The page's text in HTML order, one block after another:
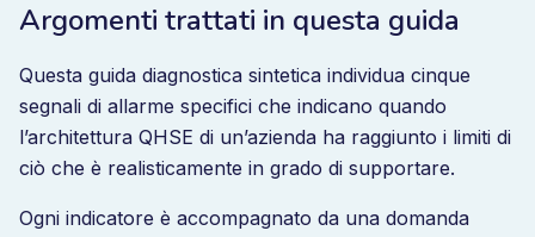
Argomenti trattati in questa guida
Questa guida diagnostica sintetica individua cinque
segnali di allarme specifici che indicano quando
l’architettura QHSE di un’azienda ha raggiunto i limiti di
ciò che è realisticamente in grado di supportare.
Ogni indicatore è accompagnato da una domanda